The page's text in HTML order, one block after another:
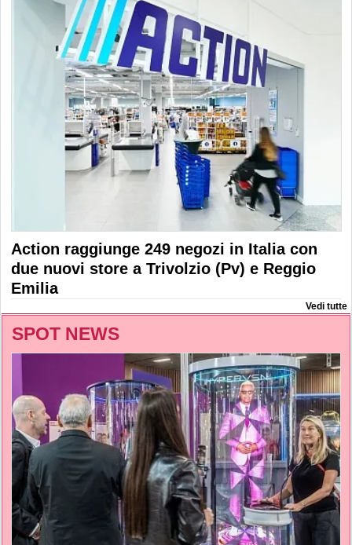
Action raggiunge 249 negozi in Italia con
due nuovi store a Trivolzio (Pv) e Reggio
Emilia
Vedi tutte
SPOT NEWS